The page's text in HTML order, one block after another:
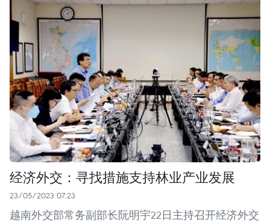
经济外交：寻找措施支持林业产业发展
23/05/2023 07:23
越南外交部常务副部长阮明宇22日主持召开经济外交